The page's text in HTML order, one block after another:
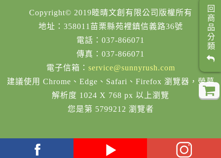
Copyright© 2019睦晴文創有限公司版權所有
地址：358011苗栗縣苑裡鎮信義路36號
電話：037-866071
傳真：037-866071
電子信箱： service@sunnyrush.com
建議使用 Chrome、Edge、Safari、Firefox 瀏覽器，螢幕
解析度 1024 X 768 px 以上瀏覽
您是第 5799212 瀏覽者
回商品分類